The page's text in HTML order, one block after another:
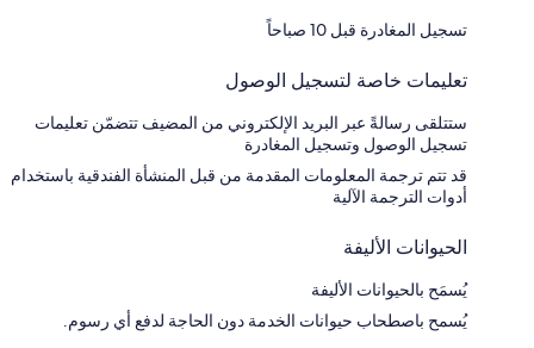
تسجيل المغادرة قبل 10 صباحاً
تعليمات خاصة لتسجيل الوصول
ستتلقى رسالةً عبر البريد الإلكتروني من المضيف تتضمّن تعليمات
تسجيل الوصول وتسجيل المغادرة
قد تتم ترجمة المعلومات المقدمة من قبل المنشأة الفندقية باستخدام
أدوات الترجمة الآلية
الحيوانات الأليفة
يُسمَح بالحيوانات الأليفة
يُسمح باصطحاب حيوانات الخدمة دون الحاجة لدفع أي رسوم.